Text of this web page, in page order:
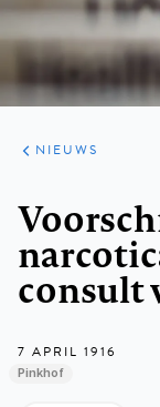
ARTIKELEN
HET
KORT
NIEUWS
consult
7 APRIL 1916
Pinkhof